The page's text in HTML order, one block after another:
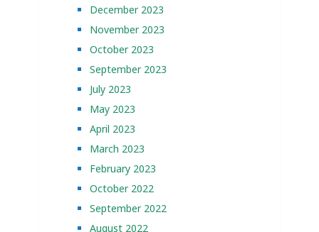
December 2023
November 2023
October 2023
September 2023
July 2023
May 2023
April 2023
March 2023
February 2023
October 2022
September 2022
August 2022